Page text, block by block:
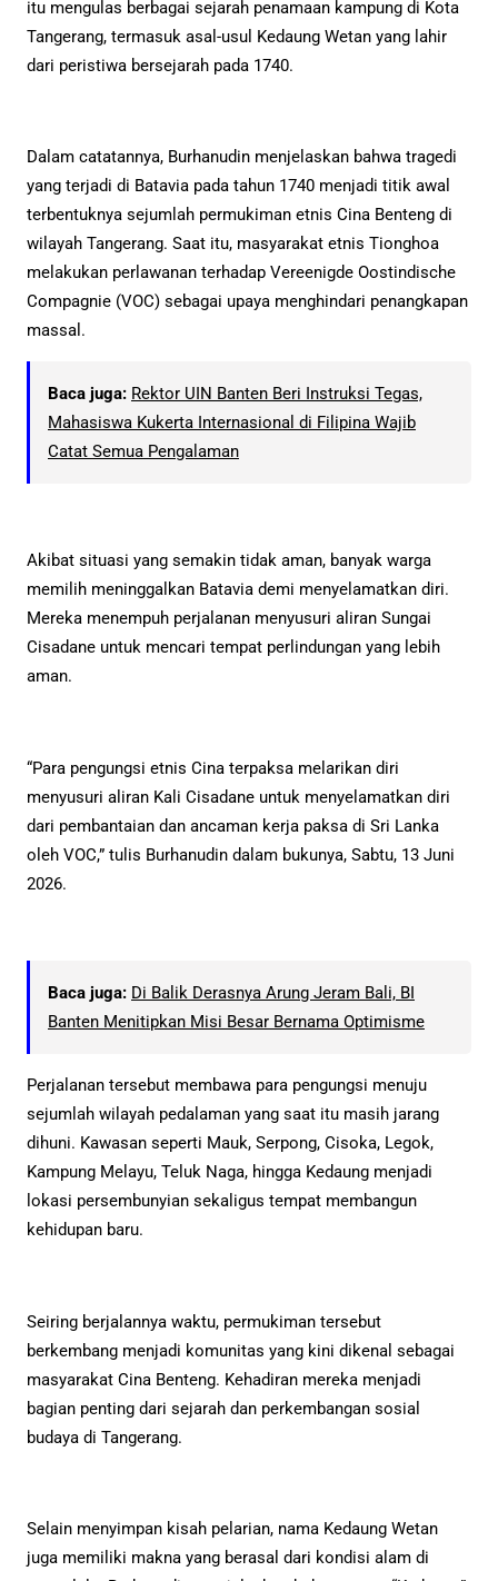
itu mengulas berbagai sejarah penamaan kampung di Kota
Tangerang, termasuk asal-usul Kedaung Wetan yang lahir
dari peristiwa bersejarah pada 1740.
Dalam catatannya, Burhanudin menjelaskan bahwa tragedi
yang terjadi di Batavia pada tahun 1740 menjadi titik awal
terbentuknya sejumlah permukiman etnis Cina Benteng di
wilayah Tangerang. Saat itu, masyarakat etnis Tionghoa
melakukan perlawanan terhadap Vereenigde Oostindische
Compagnie (VOC) sebagai upaya menghindari penangkapan
massal.
Baca juga: Rektor UIN Banten Beri Instruksi Tegas,
Mahasiswa Kukerta Internasional di Filipina Wajib
Catat Semua Pengalaman
Akibat situasi yang semakin tidak aman, banyak warga
memilih meninggalkan Batavia demi menyelamatkan diri.
Mereka menempuh perjalanan menyusuri aliran Sungai
Cisadane untuk mencari tempat perlindungan yang lebih
aman.
“Para pengungsi etnis Cina terpaksa melarikan diri
menyusuri aliran Kali Cisadane untuk menyelamatkan diri
dari pembantaian dan ancaman kerja paksa di Sri Lanka
oleh VOC,” tulis Burhanudin dalam bukunya, Sabtu, 13 Juni
2026.
Baca juga: Di Balik Derasnya Arung Jeram Bali, BI
Banten Menitipkan Misi Besar Bernama Optimisme
Perjalanan tersebut membawa para pengungsi menuju
sejumlah wilayah pedalaman yang saat itu masih jarang
dihuni. Kawasan seperti Mauk, Serpong, Cisoka, Legok,
Kampung Melayu, Teluk Naga, hingga Kedaung menjadi
lokasi persembunyian sekaligus tempat membangun
kehidupan baru.
Seiring berjalannya waktu, permukiman tersebut
berkembang menjadi komunitas yang kini dikenal sebagai
masyarakat Cina Benteng. Kehadiran mereka menjadi
bagian penting dari sejarah dan perkembangan sosial
budaya di Tangerang.
Selain menyimpan kisah pelarian, nama Kedaung Wetan
juga memiliki makna yang berasal dari kondisi alam di